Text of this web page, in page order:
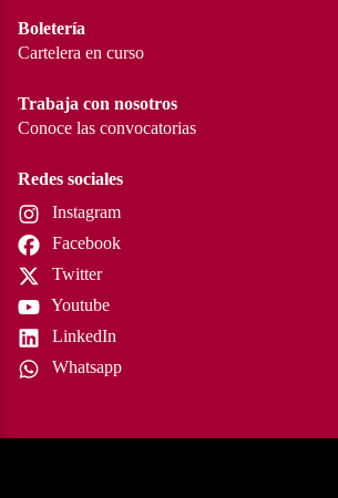
Boletería
Cartelera en curso
Trabaja con nosotros
Conoce las convocatorias
Redes sociales
Instagram
Facebook
Twitter
Youtube
LinkedIn
Whatsapp